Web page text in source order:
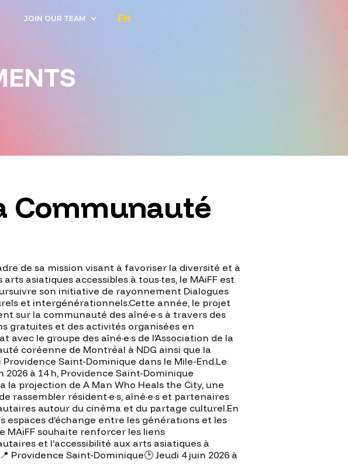
JOIN OUR TEAM EN
Communauté
de sa mission visant à favoriser la diversité et à
arts asiatiques accessibles à tous·tes, le MAiFF est
son initiative de rayonnement Dialogues
et intergénérationnels.Cette année, le projet
sur la communauté des aîné·e·s à travers des
gratuites et des activités organisées en
avec le groupe des aîné·e·s de l’Association de la
coréenne de Montréal à NDG ainsi que la
Saint-Dominique dans le Mile-End.Le
2026 à 14 h, Providence Saint-Dominique
la projection de A Man Who Heals the City, une
rassembler résident·e·s, aîné·e·s et partenaires
autour du cinéma et du partage culturel.En
espaces d’échange entre les générations et les
MAiFF souhaite renforcer les liens
et l’accessibilité aux arts asiatiques à
Providence Saint-Dominique🕑 Jeudi 4 juin 2026 à